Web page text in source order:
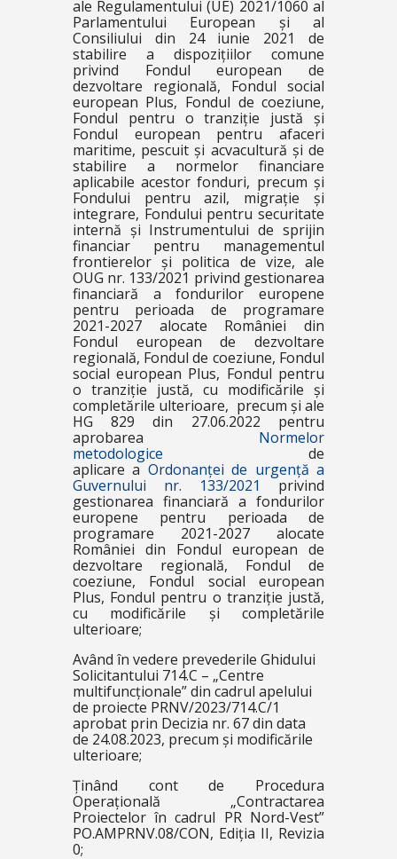
ale Regulamentului (UE) 2021/1060 al
Parlamentului European și al
Consiliului din 24 iunie 2021 de
stabilire a dispozițiilor comune
privind Fondul european de
dezvoltare regională, Fondul social
european Plus, Fondul de coeziune,
Fondul pentru o tranziție justă și
Fondul european pentru afaceri
maritime, pescuit și acvacultură și de
stabilire a normelor financiare
aplicabile acestor fonduri, precum și
Fondului pentru azil, migrație și
integrare, Fondului pentru securitate
internă și Instrumentului de sprijin
financiar pentru managementul
frontierelor și politica de vize, ale
OUG nr. 133/2021 privind gestionarea
financiară a fondurilor europene
pentru perioada de programare
2021-2027 alocate României din
Fondul european de dezvoltare
regională, Fondul de coeziune, Fondul
social european Plus, Fondul pentru
o tranziție justă, cu modificările și
completările ulterioare, precum și ale
HG 829 din 27.06.2022 pentru
aprobarea Normelor
metodologice de
aplicare a Ordonanței de urgență a
Guvernului nr. 133/2021
privind
gestionarea financiară a fondurilor
europene pentru perioada de
programare 2021-2027 alocate
României din Fondul european de
dezvoltare regională, Fondul de
coeziune, Fondul social european
Plus, Fondul pentru o tranziție justă,
cu modificările și completările
ulterioare;
Având în vedere prevederile Ghidului
Solicitantului 714.C – „Centre
multifuncționale” din cadrul apelului
de proiecte PRNV/2023/714.C/1
aprobat prin Decizia nr. 67 din data
de 24.08.2023, precum și modificările
ulterioare;
Ținând cont de Procedura
Operațională „Contractarea
Proiectelor în cadrul PR Nord-Vest”
PO.AMPRNV.08/CON, Ediția II, Revizia
0;